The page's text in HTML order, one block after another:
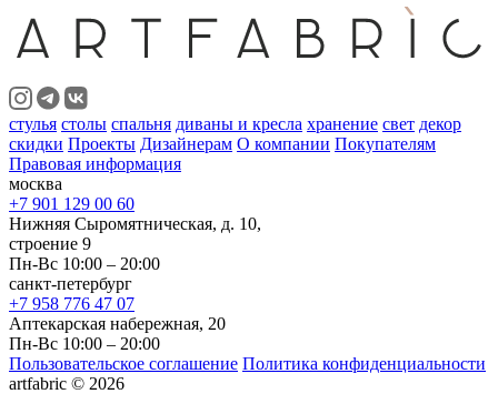
стулья столы спальня диваны и кресла хранение свет декор
скидки Проекты Дизайнерам О компании Покупателям
Правовая информация
москва
+7 901 129 00 60
Нижняя Сыромятническая, д. 10,
строение 9
Пн-Вс 10:00 – 20:00
санкт-петербург
+7 958 776 47 07
Аптекарская набережная, 20
Пн-Вс 10:00 – 20:00
Пользовательское соглашение Политика конфиденциальности
artfabric © 2026